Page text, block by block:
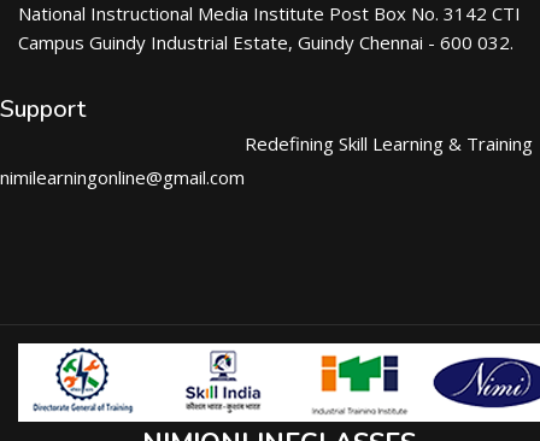
National Instructional Media Institute Post Box No. 3142 CTI
Campus Guindy Industrial Estate, Guindy Chennai - 600 032.
Support
nimilearningonline@gmail.com
Redefining Skill Learning & Training